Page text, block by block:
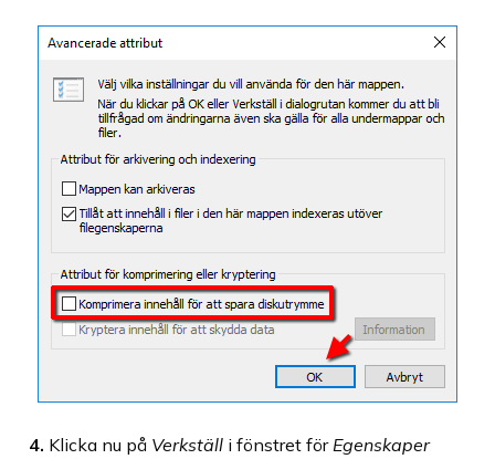
4. Klicka nu på Verkställ i fönstret för Egenskaper